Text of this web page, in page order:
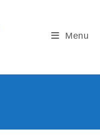
Menu